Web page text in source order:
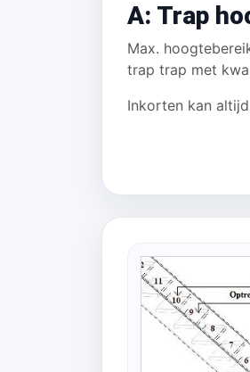
A: Trap
Max.
trap trap met
Inkorten kan